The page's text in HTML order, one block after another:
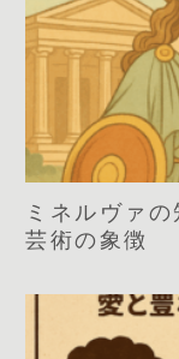
ミネルヴァ
芸術の象徴